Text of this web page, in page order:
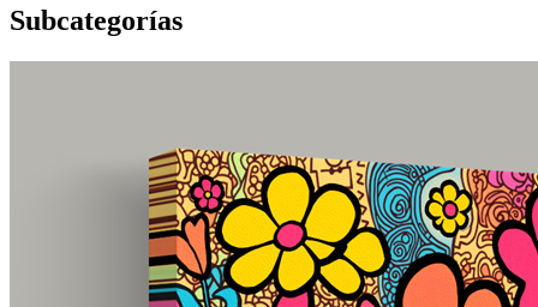
Subcategorías